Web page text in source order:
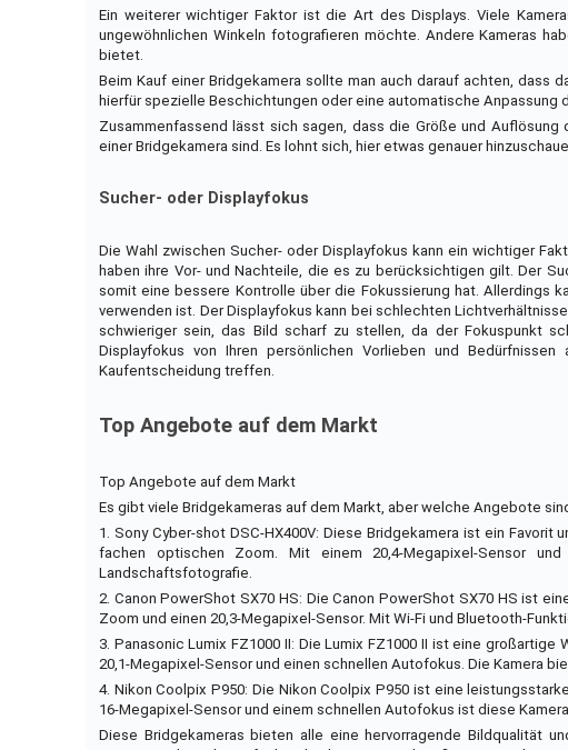
Ein weiterer wichtiger Faktor ist die Art des Displays. Viele
ungewöhnlichen Winkeln fotografieren möchte. Andere Kameras
bietet.
Beim Kauf einer Bridgekamera sollte man auch darauf achten, dass
hierfür spezielle Beschichtungen oder eine automatische Anpassung
Zusammenfassend lässt sich sagen, dass die Größe und
einer Bridgekamera sind. Es lohnt sich, hier etwas genauer
Sucher- oder Displayfokus
Die Wahl zwischen Sucher- oder Displayfokus kann ein wichtiger
haben ihre Vor- und Nachteile, die es zu berücksichtigen gilt. Der
somit eine bessere Kontrolle über die Fokussierung hat. Allerdings
verwenden ist. Der Displayfokus kann bei schlechten
schwieriger sein, das Bild scharf zu stellen, da der Fokuspunkt
Displayfokus von Ihren persönlichen Vorlieben und
Kaufentscheidung treffen.
Top Angebote auf dem Markt
Top Angebote auf dem Markt
Es gibt viele Bridgekameras auf dem Markt, aber welche Angebote
1. Sony Cyber-shot DSC-HX400V: Diese Bridgekamera ist ein
fachen optischen Zoom. Mit einem 20,4-Megapixel-Sensor
Landschaftsfotografie.
2. Canon PowerShot SX70 HS: Die Canon PowerShot SX70 HS ist
Zoom und einen 20,3-Megapixel-Sensor. Mit Wi-Fi und Bluetooth-
3. Panasonic Lumix FZ1000 II: Die Lumix FZ1000 II ist eine
20,1-Megapixel-Sensor und einen schnellen Autofokus. Die Kamera
4. Nikon Coolpix P950: Die Nikon Coolpix P950 ist eine
16-Megapixel-Sensor und einem schnellen Autofokus ist diese
Diese Bridgekameras bieten alle eine hervorragende Bildqualität